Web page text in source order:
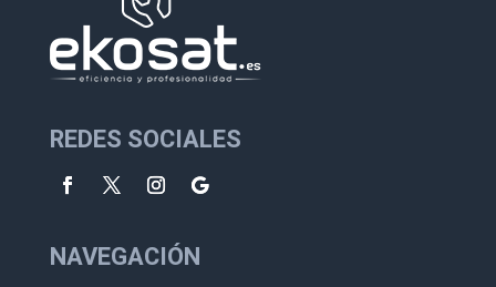
REDES SOCIALES
NAVEGACIÓN